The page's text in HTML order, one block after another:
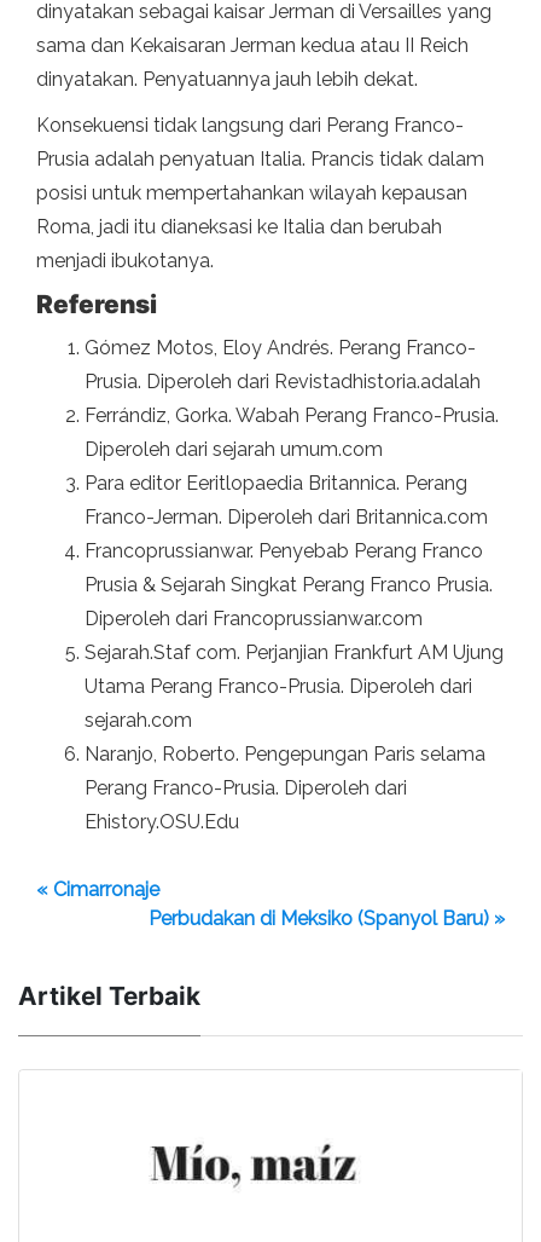
dinyatakan sebagai kaisar Jerman di Versailles yang
sama dan Kekaisaran Jerman kedua atau II Reich
dinyatakan. Penyatuannya jauh lebih dekat.
Konsekuensi tidak langsung dari Perang Franco-
Prusia adalah penyatuan Italia. Prancis tidak dalam
posisi untuk mempertahankan wilayah kepausan
Roma, jadi itu dianeksasi ke Italia dan berubah
menjadi ibukotanya.
Referensi
Gómez Motos, Eloy Andrés. Perang Franco-
Prusia. Diperoleh dari Revistadhistoria.adalah
Ferrándiz, Gorka. Wabah Perang Franco-Prusia.
Diperoleh dari sejarah umum.com
Para editor Eeritlopaedia Britannica. Perang
Franco-Jerman. Diperoleh dari Britannica.com
Francoprussianwar. Penyebab Perang Franco
Prusia & Sejarah Singkat Perang Franco Prusia.
Diperoleh dari Francoprussianwar.com
Sejarah.Staf com. Perjanjian Frankfurt AM Ujung
Utama Perang Franco-Prusia. Diperoleh dari
sejarah.com
Naranjo, Roberto. Pengepungan Paris selama
Perang Franco-Prusia. Diperoleh dari
Ehistory.OSU.Edu
« Cimarronaje
Perbudakan di Meksiko (Spanyol Baru) »
Artikel Terbaik